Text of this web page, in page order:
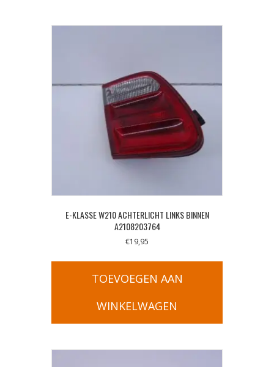
E-KLASSE W210 ACHTERLICHT LINKS BINNEN
A2108203764
€19,95
TOEVOEGEN AAN
WINKELWAGEN